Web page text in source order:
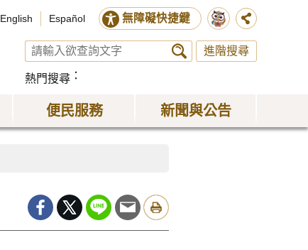
English Español 無障礙快捷鍵
進階搜尋
熱門搜尋
便民服務 新聞與公告